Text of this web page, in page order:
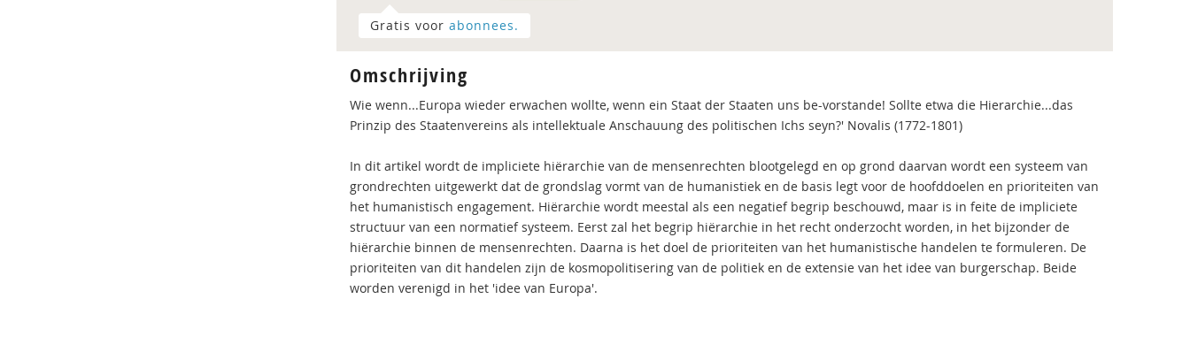
Gratis voor abonnees.
Omschrijving
Wie wenn...Europa wieder erwachen wollte, wenn ein Staat der Staaten uns be-vorstande! Sollte etwa die Hierarchie...das
Prinzip des Staatenvereins als intellektuale Anschauung des politischen Ichs seyn?' Novalis (1772-1801)
In dit artikel wordt de impliciete hiërarchie van de mensenrechten blootgelegd en op grond daarvan wordt een systeem van
grondrechten uitgewerkt dat de grondslag vormt van de humanistiek en de basis legt voor de hoofddoelen en prioriteiten van
het humanistisch engagement. Hiërarchie wordt meestal als een negatief begrip beschouwd, maar is in feite de impliciete
structuur van een normatief systeem. Eerst zal het begrip hiërarchie in het recht onderzocht worden, in het bijzonder de
hiërarchie binnen de mensenrechten. Daarna is het doel de prioriteiten van het humanistische handelen te formuleren. De
prioriteiten van dit handelen zijn de kosmopolitisering van de politiek en de extensie van het idee van burgerschap. Beide
worden verenigd in het 'idee van Europa'.